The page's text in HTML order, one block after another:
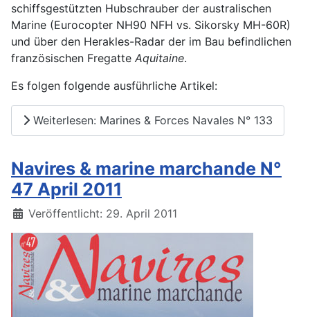
schiffsgestützten Hubschrauber der australischen
Marine (Eurocopter NH90 NFH vs. Sikorsky MH-60R)
und über den Herakles-Radar der im Bau befindlichen
französischen Fregatte Aquitaine.
Es folgen folgende ausführliche Artikel:
Weiterlesen: Marines & Forces Navales N° 133
Navires & marine marchande N°
47 April 2011
Details
Veröffentlicht: 29. April 2011